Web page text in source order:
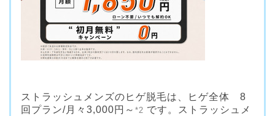
ストラッシュメンズのヒゲ脱毛は、ヒゲ全体 8
回プラン/月々3,000円～ *2 です。ストラッシュメ